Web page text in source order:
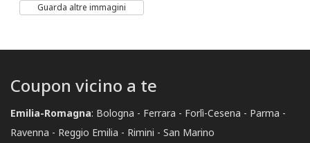
Guarda altre immagini
Coupon vicino a te
Emilia-Romagna: Bologna Ferrara Forlì-Cesena
Parma
Ravenna
Reggio Emilia Rimini
San Marino